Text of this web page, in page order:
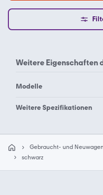
Weitere Eigenschaften
Modelle
Lotus 340 R
Lotus Elise
Weitere Spezifikationen
Gebraucht- und Neuwagen
schwarz